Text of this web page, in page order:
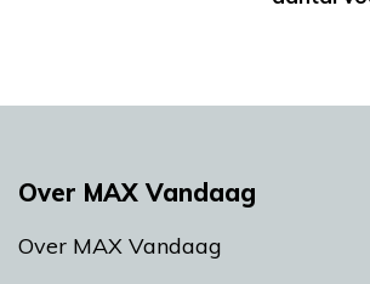
Over MAX Vandaag
Over MAX Vandaag